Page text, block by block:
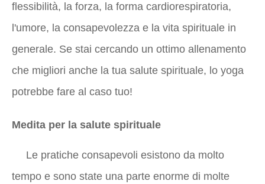
flessibilità, la forza, la forma cardiorespiratoria,
l'umore, la consapevolezza e la vita spirituale in
generale. Se stai cercando un ottimo allenamento
che migliori anche la tua salute spirituale, lo yoga
potrebbe fare al caso tuo!
Medita per la salute spirituale
Le pratiche consapevoli esistono da molto
tempo e sono state una parte enorme di molte